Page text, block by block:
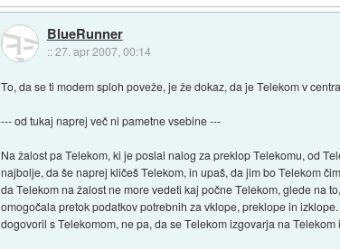
BlueRunner
::27. apr 2007, 00:14
To, da se ti modem sploh poveže, je že dokaz, da je Telekom v
--- od tukaj naprej več ni pametne vsebine ---
Na žalost pa Telekom, ki je poslal nalog za preklop Telekomu, od
najbolje, da še naprej kličeš Telekom, in upaš, da jim bo Telekom
da Telekom na žalost ne more vedeti kaj počne Telekom, glede na
omogočala pretok podatkov potrebnih za vklope, preklope in
dogovoril s Telekomom, ne pa, da se Telekom izgovarja na Telekom